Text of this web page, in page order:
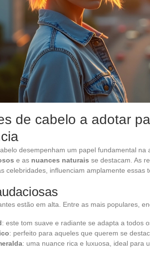
de cabelo a adotar
desempenham um papel fundamental na
e as nuances naturais se destacam. As
celebridades, influenciam amplamente essas
estão em alta. Entre as mais populares,
: este tom suave e radiante se adapta a todos
: perfeito para aqueles que querem se
: uma nuance rica e luxuosa, ideal para